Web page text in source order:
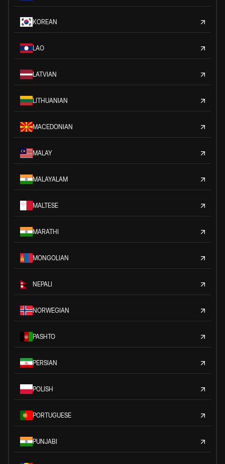
KOREAN
LAO
LATVIAN
LITHUANIAN
MACEDONIAN
MALAY
MALAYALAM
MALTESE
MARATHI
MONGOLIAN
NEPALI
NORWEGIAN
PASHTO
PERSIAN
POLISH
PORTUGUESE
PUNJABI